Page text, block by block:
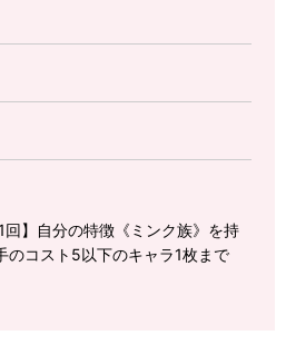
回】自分の特徴《ミンク族》を持
のコスト5以下のキャラ1枚まで